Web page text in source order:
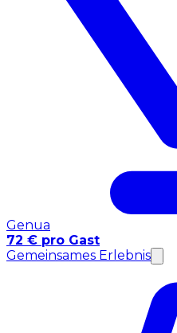
Genua
72 € pro Gast
Gemeinsames Erlebnis